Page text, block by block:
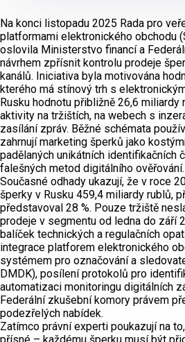
Na konci listopadu 2025 Rada pro
platformami elektronického obchodu
oslovila Ministerstvo financí a
návrhem zpřísnit kontrolu prodeje
kanálů. Iniciativa byla motivována
kterého má stínový trh s
Rusku hodnotu přibližně 26,6 miliardy
aktivity na tržištích, na webech s
zasílání zpráv. Běžné schémata
zahrnují marketing šperků jako
padělaných unikátních identifikačních
falešných metod digitálního ověřování.
Současné odhady ukazují, že v roce
šperky v Rusku 459,4 miliardy rublů,
představoval 28 %. Pouze tržiště
prodeje v segmentu od ledna do září
balíček technických a regulačních
integrace platforem elektronického
systémem pro označování a
DMDK), posílení protokolů pro
automatizaci monitoringu digitálních
Federální zkušební komory právem
podezřelých nabídek.
Zatímco právní experti poukazují na